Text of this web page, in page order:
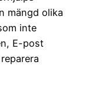
mängd olika
inte
E-post